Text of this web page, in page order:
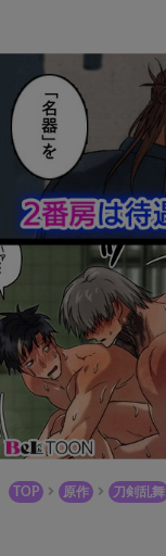
TOP 原作 刀剣乱舞